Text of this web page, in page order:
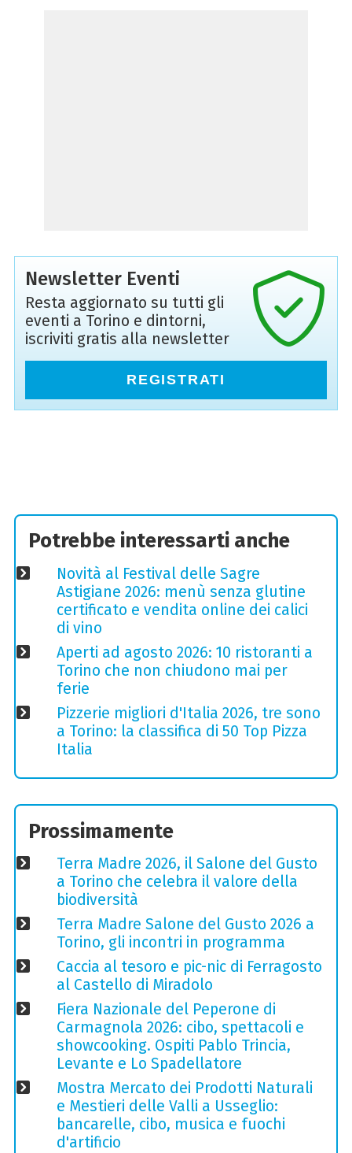
Newsletter Eventi
Resta aggiornato su tutti gli
eventi a Torino e dintorni,
iscriviti gratis alla newsletter
REGISTRATI
Potrebbe interessarti anche
Novità al Festival delle Sagre
Astigiane 2026: menù senza glutine
certificato e vendita online dei calici
di vino
Aperti ad agosto 2026: 10 ristoranti a
Torino che non chiudono mai per
ferie
Pizzerie migliori d'Italia 2026, tre sono
a Torino: la classifica di 50 Top Pizza
Italia
Prossimamente
Terra Madre 2026, il Salone del Gusto
a Torino che celebra il valore della
biodiversità
Terra Madre Salone del Gusto 2026 a
Torino, gli incontri in programma
Caccia al tesoro e pic-nic di Ferragosto
al Castello di Miradolo
Fiera Nazionale del Peperone di
Carmagnola 2026: cibo, spettacoli e
showcooking. Ospiti Pablo Trincia,
Levante e Lo Spadellatore
Mostra Mercato dei Prodotti Naturali
e Mestieri delle Valli a Usseglio:
bancarelle, cibo, musica e fuochi
d'artificio